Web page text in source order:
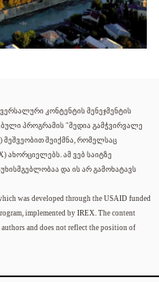
კონტენტის მენეჯმენტის
პროგრამის "მედია გამჭვირვალე
შეიქმნა, რომელსაც
ახორციელებს. ამ ვებ საიტზე
და ის არ გამოხატავს
was developed through the USAID funded
implemented by IREX. The content
and does not reflect the position of